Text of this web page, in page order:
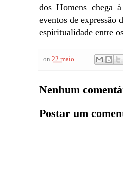
dos Homens chega
eventos de expressão
espiritualidade entre
on 22 maio
Nenhum
Postar um